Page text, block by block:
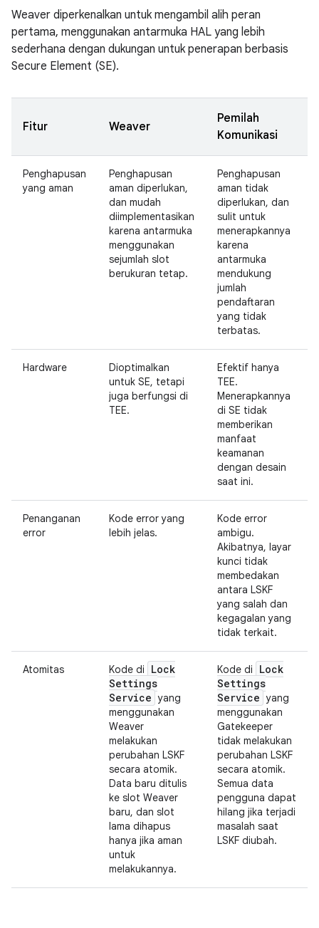
Weaver diperkenalkan untuk mengambil alih peran
pertama, menggunakan antarmuka HAL yang lebih
sederhana dengan dukungan untuk penerapan berbasis
Secure Element (SE).
Fitur Weaver
Pemilah
Komunikasi
Penghapusan
yang aman
Penghapusan
aman diperlukan,
dan mudah
diimplementasikan
karena antarmuka
menggunakan
sejumlah slot
berukuran tetap.
Penghapusan
aman tidak
diperlukan, dan
sulit untuk
menerapkannya
karena
antarmuka
mendukung
jumlah
pendaftaran
yang tidak
terbatas.
Hardware
Dioptimalkan
untuk SE, tetapi
juga berfungsi di
TEE.
Efektif hanya
TEE.
Menerapkannya
di SE tidak
memberikan
manfaat
keamanan
dengan desain
saat ini.
Penanganan
error
Kode error yang
lebih jelas.
Kode error
ambigu.
Akibatnya, layar
kunci tidak
membedakan
antara LSKF
yang salah dan
kegagalan yang
tidak terkait.
Atomitas Kode di
Lock
Settings
Service yang
menggunakan
Weaver
melakukan
perubahan LSKF
secara atomik.
Data baru ditulis
ke slot Weaver
baru, dan slot
lama dihapus
hanya jika aman
untuk
melakukannya.
Kode di
Lock
Settings
Service yang
menggunakan
Gatekeeper
tidak melakukan
perubahan LSKF
secara atomik.
Semua data
pengguna dapat
hilang jika terjadi
masalah saat
LSKF diubah.